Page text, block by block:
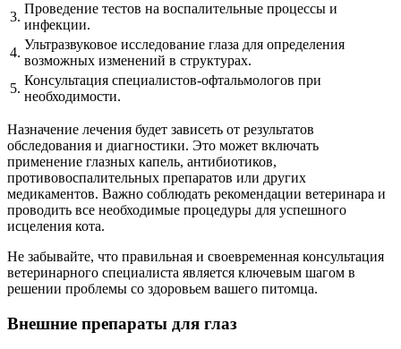
3.
Проведение тестов на воспалительные процессы и
инфекции.
4.
Ультразвуковое исследование глаза для определения
возможных изменений в структурах.
5.
Консультация специалистов-офтальмологов при
необходимости.
Назначение лечения будет зависеть от результатов
обследования и диагностики. Это может включать
применение глазных капель, антибиотиков,
противовоспалительных препаратов или других
медикаментов. Важно соблюдать рекомендации ветеринара и
проводить все необходимые процедуры для успешного
исцеления кота.
Не забывайте, что правильная и своевременная консультация
ветеринарного специалиста является ключевым шагом в
решении проблемы со здоровьем вашего питомца.
Внешние препараты для глаз